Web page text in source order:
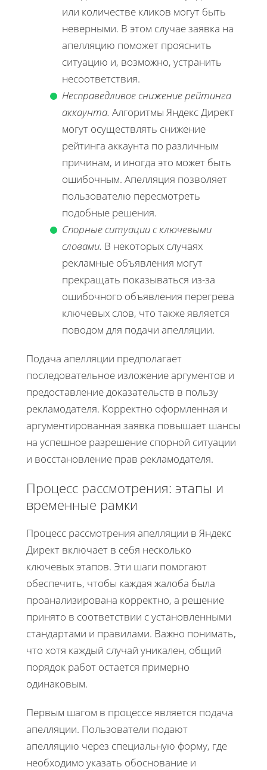
или количестве кликов могут быть
неверными. В этом случае заявка на
апелляцию поможет прояснить
ситуацию и, возможно, устранить
несоответствия.
Несправедливое снижение рейтинга
аккаунта. Алгоритмы Яндекс Директ
могут осуществлять снижение
рейтинга аккаунта по различным
причинам, и иногда это может быть
ошибочным. Апелляция позволяет
пользователю пересмотреть
подобные решения.
Спорные ситуации с ключевыми
словами. В некоторых случаях
рекламные объявления могут
прекращать показываться из-за
ошибочного объявления перегрева
ключевых слов, что также является
поводом для подачи апелляции.
Подача апелляции предполагает
последовательное изложение аргументов и
предоставление доказательств в пользу
рекламодателя. Корректно оформленная и
аргументированная заявка повышает шансы
на успешное разрешение спорной ситуации
и восстановление прав рекламодателя.
Процесс рассмотрения: этапы и
временные рамки
Процесс рассмотрения апелляции в Яндекс
Директ включает в себя несколько
ключевых этапов. Эти шаги помогают
обеспечить, чтобы каждая жалоба была
проанализирована корректно, а решение
принято в соответствии с установленными
стандартами и правилами. Важно понимать,
что хотя каждый случай уникален, общий
порядок работ остается примерно
одинаковым.
Первым шагом в процессе является подача
апелляции. Пользователи подают
апелляцию через специальную форму, где
необходимо указать обоснование и